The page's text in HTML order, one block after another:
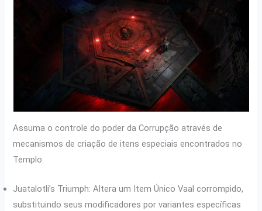
Assuma o controle do poder da Corrupção através de
mecanismos de criação de itens especiais encontrados no
Templo:
Juatalotli’s Triumph: Altera um Item Único Vaal corrompido,
substituindo seus modificadores por variantes específicas